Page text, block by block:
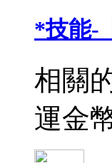
*技能-
相關
運金